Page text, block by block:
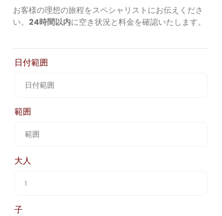
お客様の理想の旅程をスペシャリストにお伝えくださ
い。 24時間以内に空き状況と料金を確認いたします。
日付範囲
範囲
大人
子